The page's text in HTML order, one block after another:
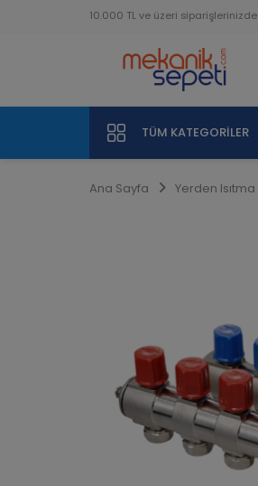
10.000 TL ve üzeri siparişlerinizde
TÜM KATEGORILER
Ana Sayfa Yerden Isıtma